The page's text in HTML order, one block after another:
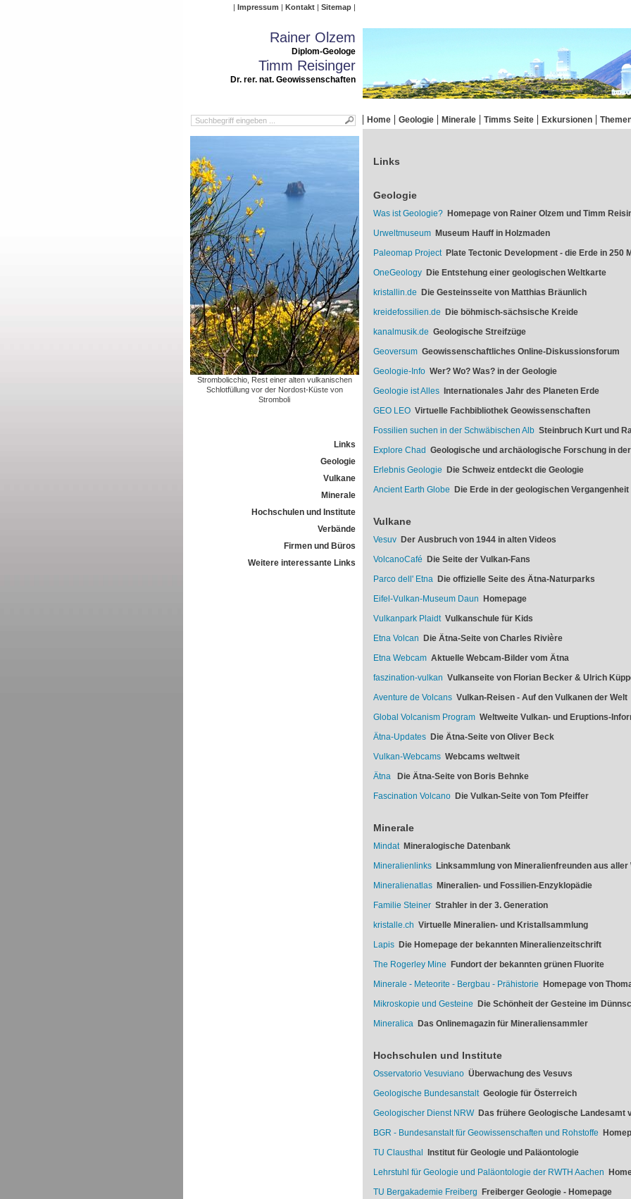
Impressum Kontakt Sitemap
Rainer Olzem
Diplom-Geologe
Timm Reisinger
Dr. rer. nat. Geowissenschaften
Home Geologie Minerale Timms Seite Exkursionen
Strombolicchio, Rest einer alten vulkanischen
Schlotfüllung vor der Nordost-Küste von
Stromboli
Links
Geologie
Vulkane
Minerale
Hochschulen und Institute
Verbände
Firmen und Büros
Weitere interessante Links
Links
Geologie
Was ist Geologie?Homepage von Rainer Olzem und Timm
UrweltmuseumMuseum Hauff in Holzmaden
Paleomap ProjectPlate Tectonic Development - die Erde in 250
OneGeologyDie Entstehung einer geologischen Weltkarte
kristallin.de Die Gesteinsseite von Matthias Bräunlich
kreidefossilien.de Die böhmisch-sächsische Kreide
kanalmusik.de Geologische Streifzüge
GeoversumGeowissenschaftliches Online-Diskussionsforum
Geologie-InfoWer? Wo? Was? in der Geologie
Geologie ist AllesInternationales Jahr des Planeten Erde
GEO LEOVirtuelle Fachbibliothek Geowissenschaften
Fossilien suchen in der Schwäbischen AlbSteinbruch Kurt und
Explore Chad Geologische und archäologische Forschung in
Erlebnis Geologie Die Schweiz entdeckt die Geologie
Ancient Earth Globe Die Erde in der geologischen Vergangenheit
Vulkane
VesuvDer Ausbruch von 1944 in alten Videos
VolcanoCafé Die Seite der Vulkan-Fans
Parco dell' EtnaDie offizielle Seite des Ätna-Naturparks
Eifel-Vulkan-Museum Daun Homepage
Vulkanpark PlaidtVulkanschule für Kids
Etna Volcan Die Ätna-Seite von Charles Rivière
Etna WebcamAktuelle Webcam-Bilder vom Ätna
faszination-vulkan Vulkanseite von Florian Becker & Ulrich
Aventure de VolcansVulkan-Reisen - Auf den Vulkanen der Welt
Global Volcanism ProgramWeltweite Vulkan- und Eruptions-
Ätna-UpdatesDie Ätna-Seite von Oliver Beck
Vulkan-WebcamsWebcams weltweit
Ätna
Die Ätna-Seite von Boris Behnke
Fascination VolcanoDie Vulkan-Seite von Tom Pfeiffer
Minerale
MindatMineralogische Datenbank
MineralienlinksLinksammlung von Mineralienfreunden aus aller
MineralienatlasMineralien- und Fossilien-Enzyklopädie
Familie SteinerStrahler in der 3. Generation
kristalle.ch Virtuelle Mineralien- und Kristallsammlung
LapisDie Homepage der bekannten Mineralienzeitschrift
The Rogerley Mine Fundort der bekannten grünen Fluorite
Minerale - Meteorite - Bergbau - Prähistorie Homepage von
Mikroskopie und Gesteine Die Schönheit der Gesteine im
MineralicaDas Onlinemagazin für Mineraliensammler
Hochschulen und Institute
Osservatorio VesuvianoÜberwachung des Vesuvs
Geologische BundesanstaltGeologie für Österreich
Geologischer Dienst NRWDas frühere Geologische Landesamt
BGR - Bundesanstalt für Geowissenschaften und Rohstoffe
TU Clausthal
Institut für Geologie und Paläontologie
Lehrstuhl für Geologie und Paläontologie der RWTH Aachen
TU Bergakademie Freiberg Freiberger Geologie - Homepage